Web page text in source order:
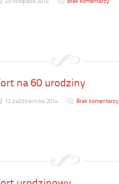
na 60 urodziny
12 października 2014 Brak komentarzy